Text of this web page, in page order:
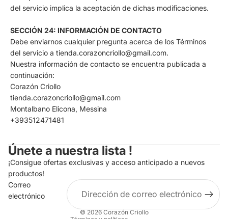
del servicio implica la aceptación de dichas modificaciones.
SECCIÓN 24: INFORMACIÓN DE CONTACTO
Debe enviarnos cualquier pregunta acerca de los Términos
del servicio a tienda.corazoncriollo@gmail.com.
Nuestra información de contacto se encuentra publicada a
continuación:
Corazón Criollo
tienda.corazoncriollo@gmail.com
Montalbano Elicona, Messina
+393512471481
Únete a nuestra lista !
¡Consigue ofertas exclusivas y acceso anticipado a nuevos
productos!
Correo
electrónico
© 2026 Corazón Criollo
Términos del servicio
Política de envío
Información de contacto
Aviso legal